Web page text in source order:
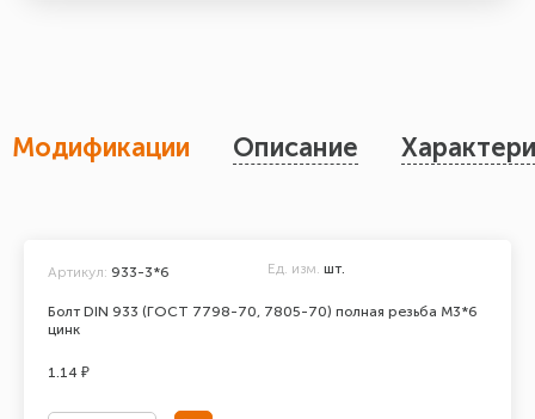
Модификации Описание
Болт DIN 933 (ГОСТ 7798-70, 7805-70) полная резьба М3*6
цинк
Артикул: 933-3*6 Ед. изм. шт.
1.14 ₽